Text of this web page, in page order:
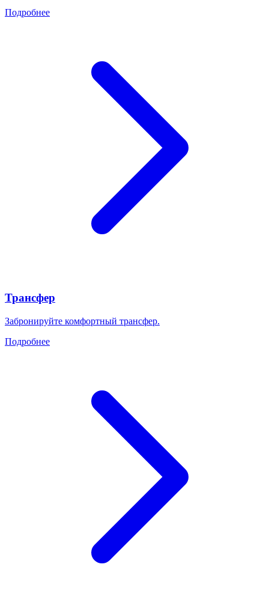
Подробнее
Трансфер
Забронируйте комфортный трансфер.
Подробнее